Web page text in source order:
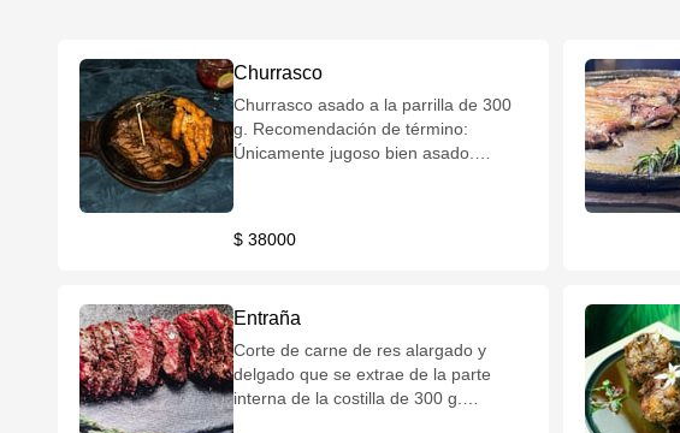
Churrasco
Churrasco asado a la parrilla de 300
g. Recomendación de término:
Únicamente jugoso bien asado.
$ 38000
Entraña
Corte de carne de res alargado y
delgado que se extrae de la parte
interna de la costilla de 300 g.